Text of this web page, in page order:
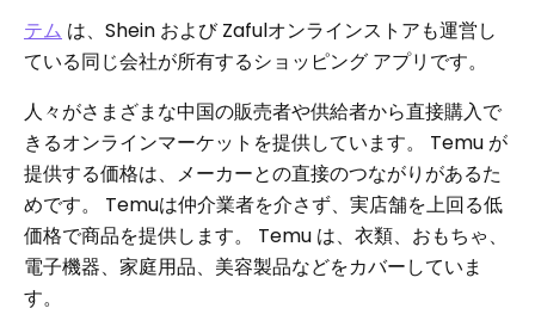
テム は、Shein および Zafulオンラインストアも運営し
ている同じ会社が所有するショッピング アプリです。
人々がさまざまな中国の販売者や供給者から直接購入で
きるオンラインマーケットを提供しています。 Temu が
提供する価格は、メーカーとの直接のつながりがあるた
めです。 Temuは仲介業者を介さず、実店舗を上回る低
価格で商品を提供します。 Temu は、衣類、おもちゃ、
電子機器、家庭用品、美容製品などをカバーしていま
す。